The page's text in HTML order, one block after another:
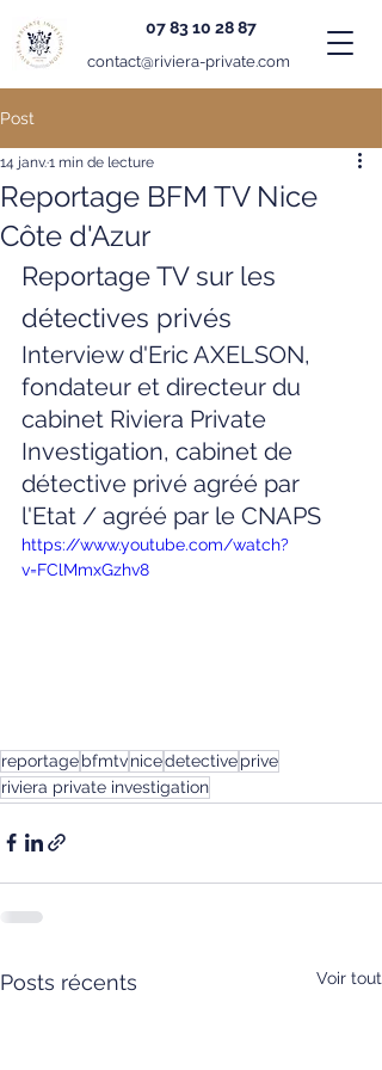
07 83 10 28 87
contact@riviera-private.com
Post
Reportage BFM TV Nice
Côte d'Azur
14 janv.1 min de lecture
Reportage TV sur les
détectives privés
Interview d'Eric AXELSON,
fondateur et directeur du
cabinet Riviera Private
Investigation, cabinet de
détective privé agréé par
l'Etat / agréé par le CNAPS
https://www.youtube.com/watch?
v=FClMmxGzhv8
reportagebfmtvnicedetectiveprive
riviera private investigation
Posts récents Voir tout